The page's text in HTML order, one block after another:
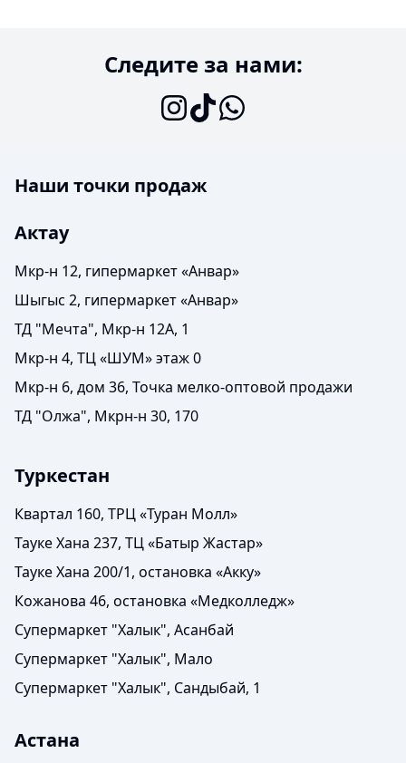
Следите за нами:
Наши точки продаж
Актау
Мкр-н 12, гипермаркет «Анвар»
Шыгыс 2, гипермаркет «Анвар»
ТД "Мечта", Мкр-н 12А, 1
Мкр-н 4, ТЦ «ШУМ» этаж 0
Мкр-н 6, дом 36, Точка мелко-оптовой продажи
ТД "Олжа", Мкрн-н 30, 170
Туркестан
Квартал 160, ТРЦ «Туран Молл»
Тауке Хана 237, ТЦ «Батыр Жастар»
Тауке Хана 200/1, остановка «Акку»
Кожанова 46, остановка «Медколледж»
Супермаркет "Халык", Асанбай
Супермаркет "Халык", Мало
Супермаркет "Халык", Сандыбай, 1
Астана